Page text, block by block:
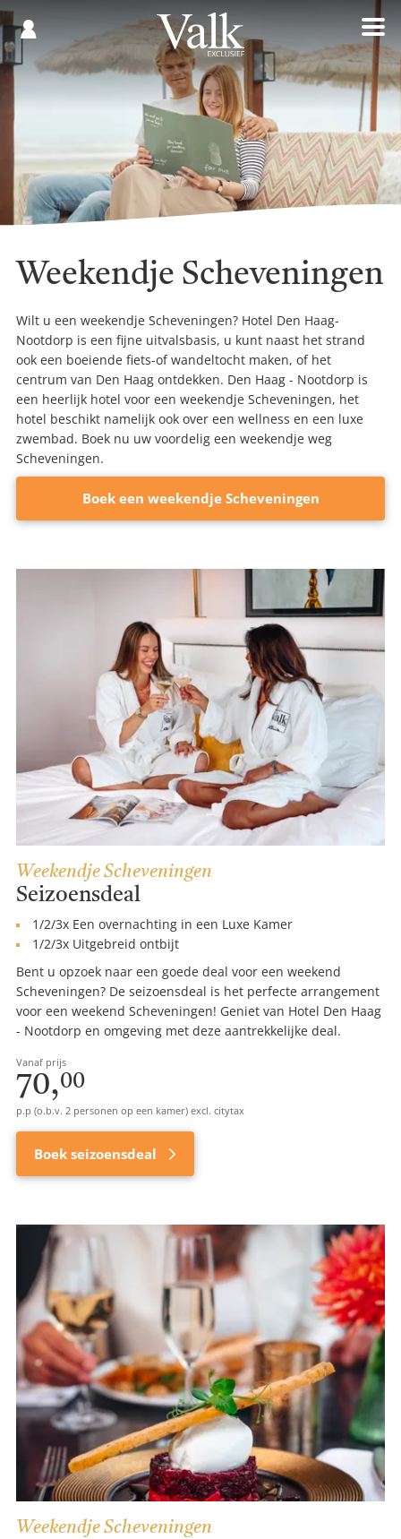
Registreren
Weekendje Scheveningen
Wilt u een weekendje Scheveningen? Hotel Den Haag-
Nootdorp is een fijne uitvalsbasis, u kunt naast het strand
ook een boeiende fiets-of wandeltocht maken, of het
centrum van Den Haag ontdekken. Den Haag - Nootdorp is
een heerlijk hotel voor een weekendje Scheveningen, het
hotel beschikt namelijk ook over een wellness en een luxe
zwembad. Boek nu uw voordelig een weekendje weg
Scheveningen.
Boek een weekendje Scheveningen
Weekendje Scheveningen
Seizoensdeal
1/2/3x Een overnachting in een Luxe Kamer
1/2/3x Uitgebreid ontbijt
Bent u opzoek naar een goede deal voor een weekend
Scheveningen? De seizoensdeal is het perfecte arrangement
voor een weekend Scheveningen! Geniet van Hotel Den Haag
- Nootdorp en omgeving met deze aantrekkelijke deal.
Vanaf prijs
70,00
p.p (o.b.v. 2 personen op een kamer) excl. citytax
Boek seizoensdeal
Weekendje Scheveningen